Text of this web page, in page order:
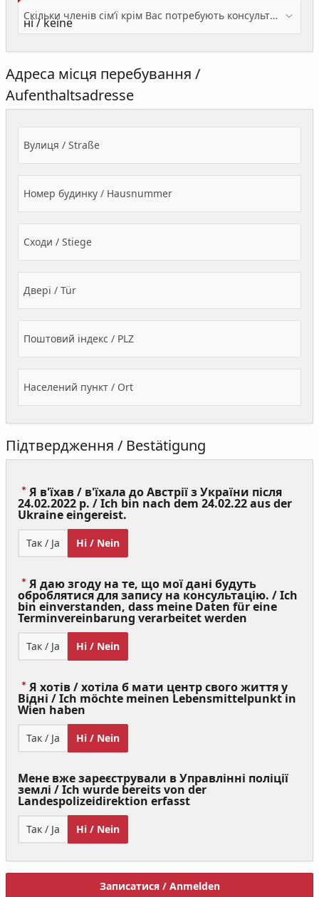
Скільки членів сім’ї крім Вас потребують консультації? / Wieviele Familienmitglieder brauchen Beratung - zusätzlich zu Ihnen?
Адреса місця перебування /
Aufenthaltsadresse
Вулиця / Straße
Номер будинку / Hausnummer
Сходи / Stiege
Двері / Tür
Поштовий індекс / PLZ
Населений пункт / Ort
Підтвердження / Bestätigung
Я в'їхав / в'їхала до Австрії з України після
24.02.2022 р. / Ich bin nach dem 24.02.22 aus der
Ukraine eingereist.
Required)
Так / Ja Ні / Nein
Я даю згоду на те, що мої дані будуть
оброблятися для запису на консультацію. / Ich
bin einverstanden, dass meine Daten für eine
Terminvereinbarung verarbeitet werden
Так / Ja Ні / Nein
Я хотів / хотіла б мати центр свого життя у
Відні / Ich möchte meinen Lebensmittelpunkt in
Wien haben
Required)
Так / Ja Ні / Nein
Мене вже зареєстрували в Управлінні поліції
землі / Ich wurde bereits von der
Landespolizeidirektion erfasst
Так / Ja Ні / Nein
Записатися / Anmelden